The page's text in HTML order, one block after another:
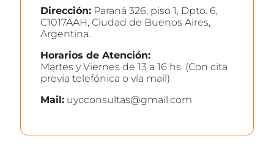
Dirección: Paraná 326, piso 1, Dpto. 6,
C1017AAH, Ciudad de Buenos Aires,
Argentina.
Horarios de Atención:
Martes y Viernes de 13 a 16 hs. (Con cita
previa telefónica o vía mail)
Mail: uycconsultas@gmail.com